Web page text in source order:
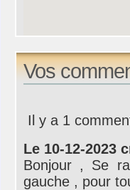
Vos
Il y a 1
Le 10-12-2023
Bonjour , Se
gauche , pour